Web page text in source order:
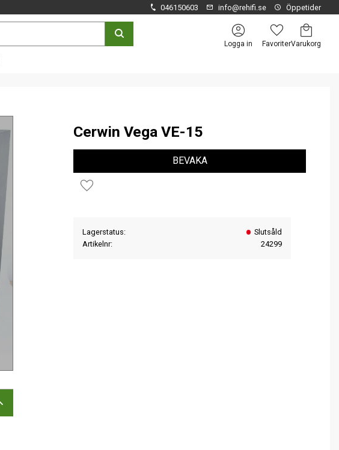
046150603 info@rehifi.se Öppetider
Logga in
Favoriter
Kundvagn
Cerwin Vega VE-15
Lägg till i favoriter
BEVAKA
Lagerstatus
Slutsåld
Artikelnr
24299